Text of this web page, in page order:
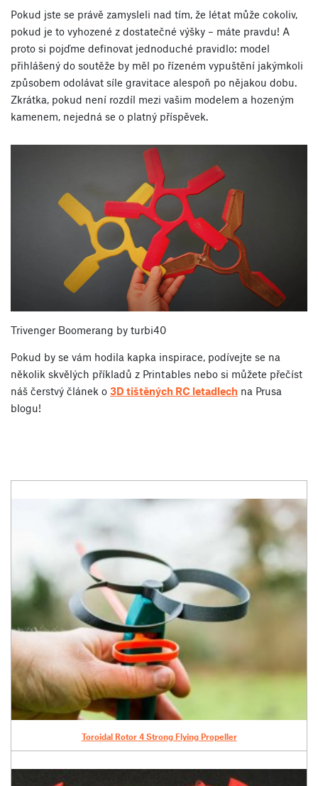
Pokud jste se právě zamysleli nad tím, že létat může cokoliv,
pokud je to vyhozené z dostatečné výšky – máte pravdu! A
proto si pojďme definovat jednoduché pravidlo: model
přihlášený do soutěže by měl po řízeném vypuštění jakýmkoli
způsobem odolávat síle gravitace alespoň po nějakou dobu.
Zkrátka, pokud není rozdíl mezi vašim modelem a hozeným
kamenem, nejedná se o platný příspěvek.
Trivenger Boomerang by turbi40
Pokud by se vám hodila kapka inspirace, podívejte se na
několik skvělých příkladů z Printables nebo si můžete přečíst
náš čerstvý článek o 3D tištěných RC letadlech na Prusa
blogu!
Toroidal Rotor 4 Strong Flying Propeller